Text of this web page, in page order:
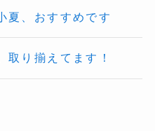
夏、おすすめです
取り揃えてます！